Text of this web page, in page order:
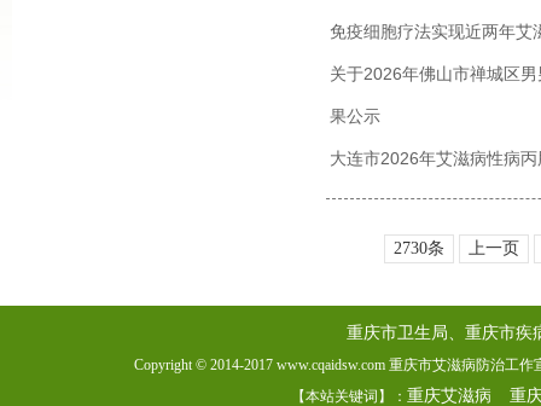
免疫细胞疗法实现近两年艾
关于2026年佛山市禅城区
果公示
大连市2026年艾滋病性病
2730条 上一页
重庆市卫生局、重庆市疾
Copyright © 2014-2017 www.cqaidsw.com 重庆市艾滋病防治工
【本站关键词】： 重庆艾滋病 重